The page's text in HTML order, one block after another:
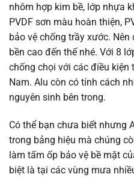
nhôm hợp kim bề, lớp nhựa
PVDF sơn màu hoàn thiện,
bảo vệ chống trầy xước.
bền cao đến thế nhé. Với 8
chống chọi với các điều kiện
Nam. Alu còn có tính cách
nguyên sinh bên trong.
Có thể bạn chưa biết nhưng
trong bảng hiệu mà chúng
làm tấm ốp bảo vệ bề mặt
biệt là tại các vùng mưa